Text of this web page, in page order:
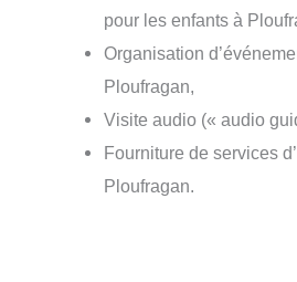
pour les enfants à
Organisation
Ploufragan,
Visite audio (« audio
Fourniture de services
Ploufragan.